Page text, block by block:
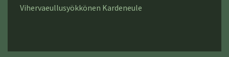
Vihervaeullusyökkönen Kardeneule